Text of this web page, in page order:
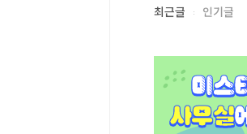
최근글 인기글